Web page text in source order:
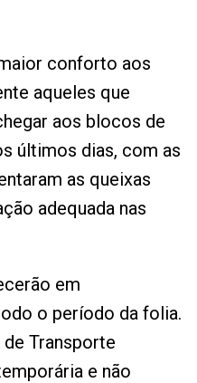
conforto aos
aqueles que
aos blocos de
últimos dias, com as
as queixas
adequada nas
em
o período da folia.
Transporte
e não